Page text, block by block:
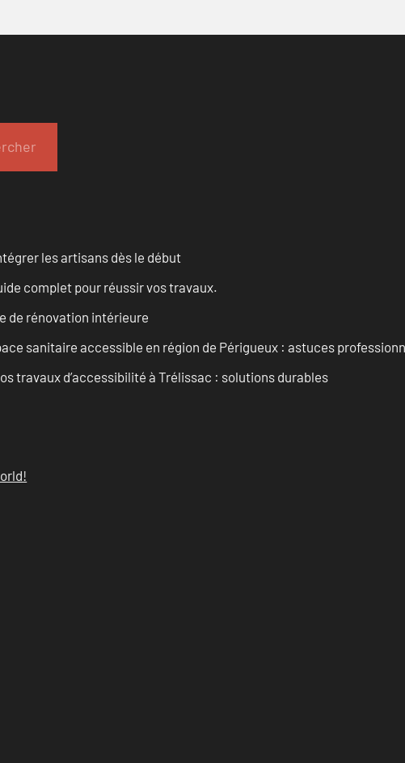
les artisans dès le début
complet pour réussir vos travaux.
de rénovation intérieure
sanitaire accessible en région de Périgueux : astuces
travaux d’accessibilité à Trélissac : solutions durables